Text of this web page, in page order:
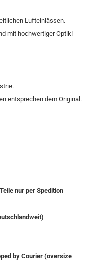
Lufteinlässen.
mit hochwertiger Optik!
entsprechen dem Original.
nur per Spedition
by Courier (oversize